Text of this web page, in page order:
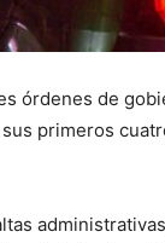
órdenes de
primeros